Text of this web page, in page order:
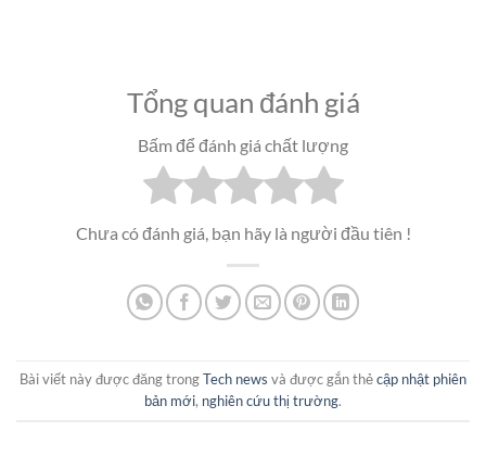
Tổng quan đánh giá
Bấm để đánh giá chất lượng
Chưa có đánh giá, bạn hãy là người đầu tiên !
Bài viết này được đăng trongTech news và được gắn thẻcập nhật phiên
bản mới, nghiên cứu thị trường.